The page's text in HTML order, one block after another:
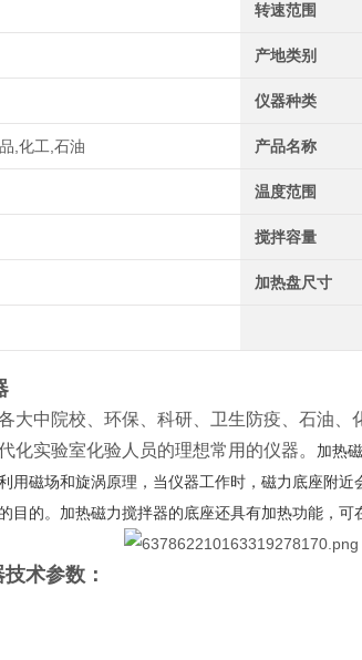
转速范围
产地类别
仪器种类
,化工,石油 产品名称
温度范围
搅拌容量
加热盘尺寸
大中院校、环保、科研、卫生防疫、石油
化实验室化验人员的理想常用的仪器。 加热
用磁场和旋涡原理，当仪器工作时，磁力底座附
目的。加热磁力搅拌器的底座还具有加热功能，可
技术参数：